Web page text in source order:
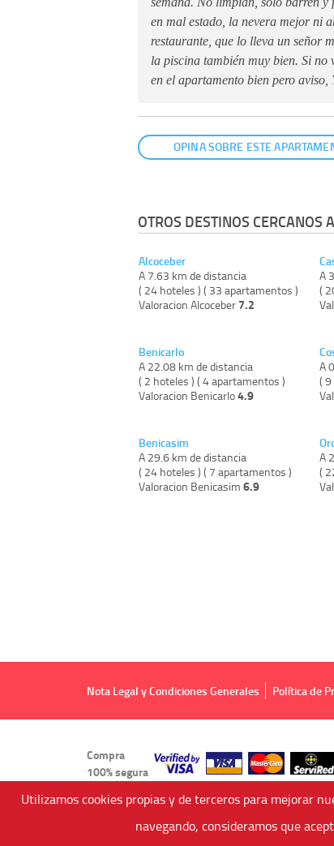
en mal estado, la nevera mejor ni
restaurante, que lo lleva un señor
la piscina también muy bien. Si no
en el apartamento bien pero
OPINA SOBRE ESTE
OTROS DESTINOS CERCANOS
Alcoceber
A 7.63 km de distancia
( 24 hoteles ) ( 33 apartamentos )
Valoracion Alcoceber 7.2
Benicarlo
A 22.08 km de distancia
( 2 hoteles ) ( 4 apartamentos )
Valoracion Benicarlo4.9
Benicasim
A 29.6 km de distancia
( 24 hoteles ) ( 7 apartamentos )
Valoracion Benicasim 6.9
A
(
A
(
A
(
Nota Legal y Condiciones Generales Política de
Compra
100% segura
Viajes
Utilizamos cookies propias y de terceros para mejorar
navegando, consideramos que